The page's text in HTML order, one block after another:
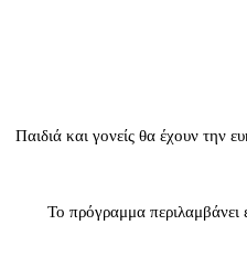
Παιδιά και γονείς θα έχουν την
Το πρόγραμμα